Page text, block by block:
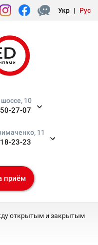
Укр | Рус
10
27-07
11
23-23
приём
открытым и закрытым